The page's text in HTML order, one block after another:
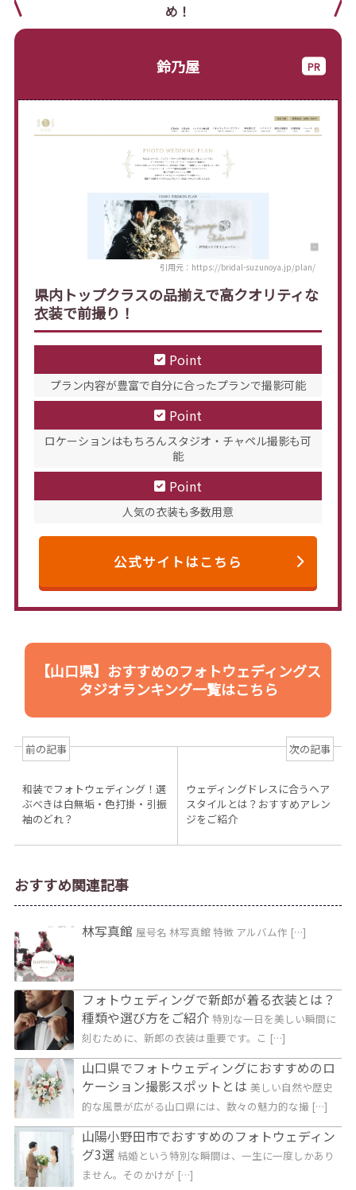
め！
鈴乃屋
引用元：https://bridal-suzunoya.jp/plan/
県内トップクラスの品揃えで高クオリティな
衣装で前撮り！
Point
プラン内容が豊富で自分に合ったプランで撮影可能
Point
ロケーションはもちろんスタジオ・チャペル撮影も可
能
Point
人気の衣装も多数用意
公式サイトはこちら
【山口県】おすすめのフォトウェディングス
タジオランキング一覧はこちら
前の記事
和装でフォトウェディング！選
ぶべきは白無垢・色打掛・引振
袖のどれ？
次の記事
ウェディングドレスに合うヘア
スタイルとは？おすすめアレン
ジをご紹介
おすすめ関連記事
林写真館 屋号名 林写真館 特徴 アルバム作 […]
フォトウェディングで新郎が着る衣装とは？
種類や選び方をご紹介 特別な一日を美しい瞬間に
刻むために、新郎の衣装は重要です。こ […]
山口県でフォトウェディングにおすすめのロ
ケーション撮影スポットとは 美しい自然や歴史
的な風景が広がる山口県には、数々の魅力的な撮 […]
山陽小野田市でおすすめのフォトウェディン
グ3選 結婚という特別な瞬間は、一生に一度しかあり
ません。そのかけが […]